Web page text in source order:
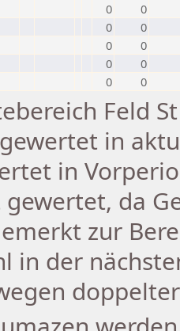
0
0
0
0
0
0
0
0
0 0
Feld
in
in
da
zur
in der